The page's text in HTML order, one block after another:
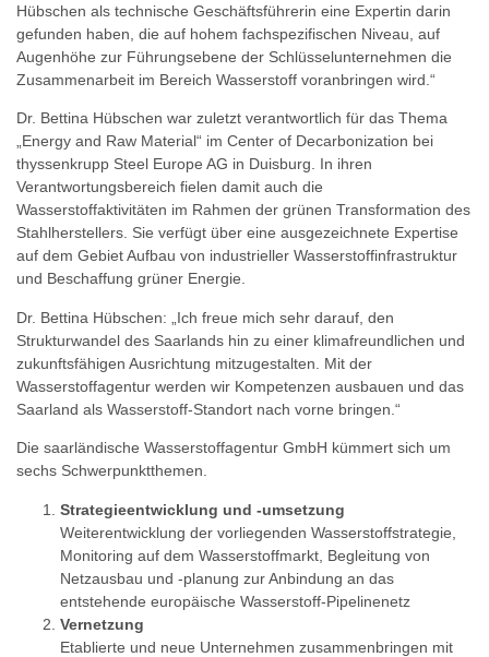
Hübschen als technische Geschäftsführerin eine Expertin darin
gefunden haben, die auf hohem fachspezifischen Niveau, auf
Augenhöhe zur Führungsebene der Schlüsselunternehmen die
Zusammenarbeit im Bereich Wasserstoff voranbringen wird.“
Dr. Bettina Hübschen war zuletzt verantwortlich für das Thema
„Energy and Raw Material“ im Center of Decarbonization bei
thyssenkrupp Steel Europe AG in Duisburg. In ihren
Verantwortungsbereich fielen damit auch die
Wasserstoffaktivitäten im Rahmen der grünen Transformation des
Stahlherstellers. Sie verfügt über eine ausgezeichnete Expertise
auf dem Gebiet Aufbau von industrieller Wasserstoffinfrastruktur
und Beschaffung grüner Energie.
Dr. Bettina Hübschen: „Ich freue mich sehr darauf, den
Strukturwandel des Saarlands hin zu einer klimafreundlichen und
zukunftsfähigen Ausrichtung mitzugestalten. Mit der
Wasserstoffagentur werden wir Kompetenzen ausbauen und das
Saarland als Wasserstoff-Standort nach vorne bringen.“
Die saarländische Wasserstoffagentur GmbH kümmert sich um
sechs Schwerpunktthemen.
Strategieentwicklung und -umsetzung
Weiterentwicklung der vorliegenden Wasserstoffstrategie,
Monitoring auf dem Wasserstoffmarkt, Begleitung von
Netzausbau und -planung zur Anbindung an das
entstehende europäische Wasserstoff-Pipelinenetz
Vernetzung
Etablierte und neue Unternehmen zusammenbringen mit